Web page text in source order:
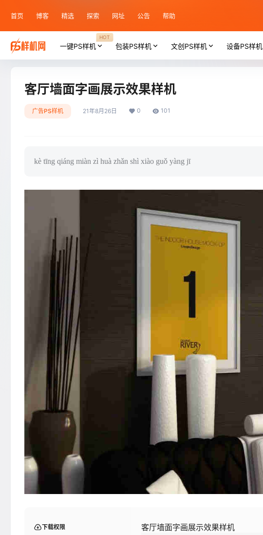
首页 博客 精选 探索 网址 公告 帮助
一键PS样机
HOT
包装PS样机 文创PS样机 设备PS样机
客厅墙面字画展示效果样机
广告PS样机 21年8月26日 0 101
kè tīng qiáng miàn zì huà zhǎn shì xiào guǒ yàng jī
下载权限 客厅墙面字画展示效果样机